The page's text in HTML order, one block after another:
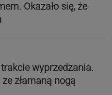
Okazało się, że
wyprzedzania.
złamaną nogą